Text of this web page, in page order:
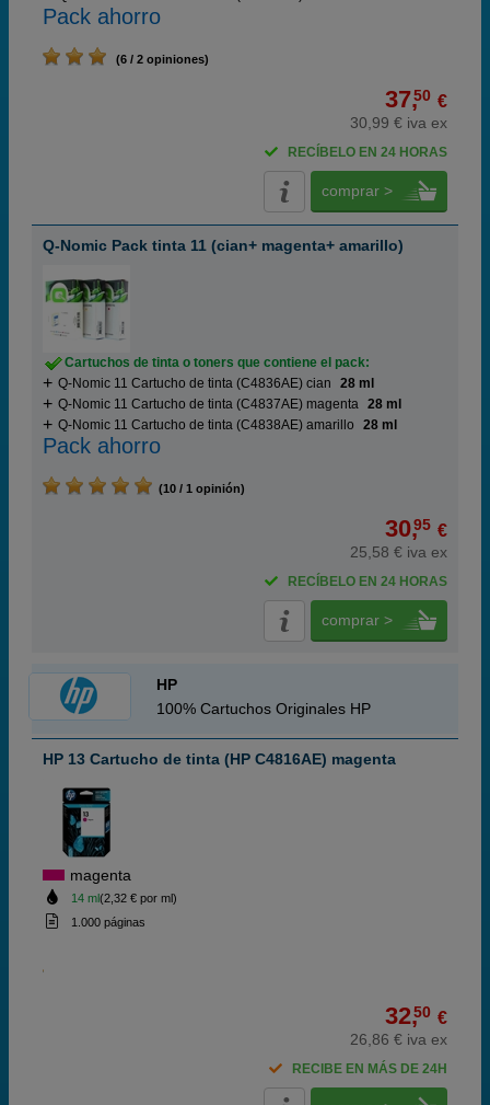
Pack ahorro
(6 / 2 opiniones)
37,50 €
30,99 € iva ex
RECÍBELO EN 24 HORAS
comprar >
Q-Nomic Pack tinta 11 (cian+ magenta+ amarillo)
Cartuchos de tinta o toners que contiene el pack:
Q-Nomic 11 Cartucho de tinta (C4836AE) cian
28 ml
Q-Nomic 11 Cartucho de tinta (C4837AE) magenta 28 ml
Q-Nomic 11 Cartucho de tinta (C4838AE) amarillo
28 ml
Pack ahorro
(10 / 1 opinión)
30,95 €
25,58 € iva ex
RECÍBELO EN 24 HORAS
comprar >
HP
100% Cartuchos Originales HP
HP 13 Cartucho de tinta (HP C4816AE) magenta
magenta
14 ml(2,32 € por ml)
1.000 páginas
32,50 €
26,86 € iva ex
RECIBE EN MÁS DE 24H